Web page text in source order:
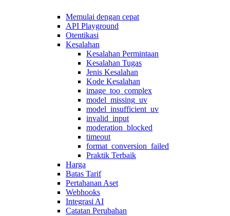
Memulai dengan cepat
API Playground
Otentikasi
Kesalahan
Kesalahan Permintaan
Kesalahan Tugas
Jenis Kesalahan
Kode Kesalahan
image_too_complex
model_missing_uv
model_insufficient_uv
invalid_input
moderation_blocked
timeout
format_conversion_failed
Praktik Terbaik
Harga
Batas Tarif
Pertahanan Aset
Webhooks
Integrasi AI
Catatan Perubahan